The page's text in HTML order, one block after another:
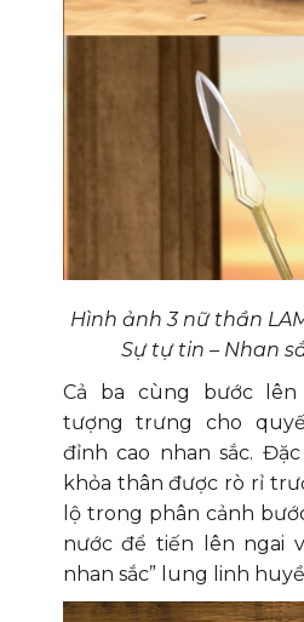
Hình ảnh 3 nữ thần
Sự tự tin – Nhan
Cả ba cùng bước
tượng trưng cho
đỉnh cao nhan sắc.
khỏa thân được rò rỉ
lộ trong phân cảnh
nước để tiến lên ngai
nhan sắc” lung linh